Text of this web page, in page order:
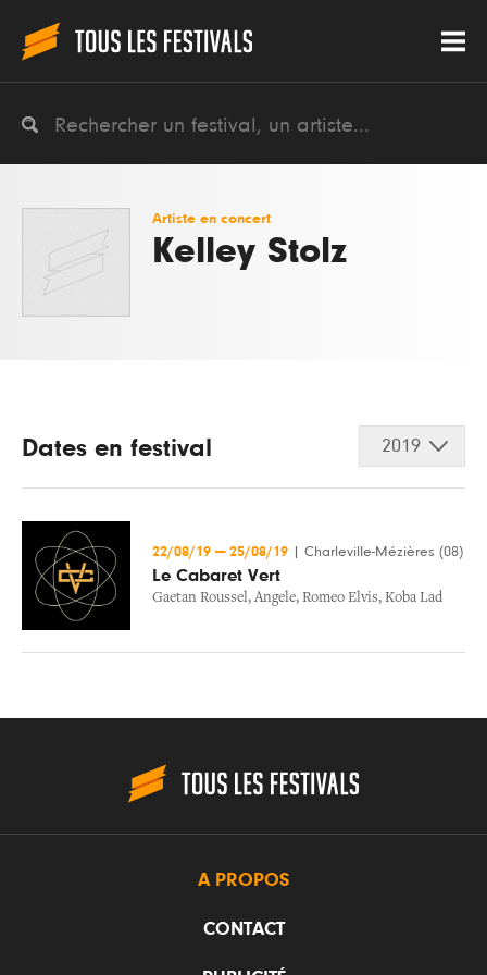
Artiste en concert
Kelley Stolz
Dates en festival 2019
22/08/19 — 25/08/19 Charleville-Mézières (08)
Le Cabaret Vert
Gaetan Roussel, Angele, Romeo Elvis, Koba Lad
A PROPOS
CONTACT